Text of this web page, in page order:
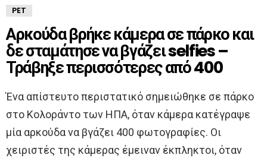
PET
Αρκούδα βρήκε κάμερα σε πάρκο και
δε σταμάτησε να βγάζει selfies –
Τράβηξε περισσότερες από 400
Ένα απίστευτο περιστατικό σημειώθηκε σε πάρκο
στο Κολοράντο των ΗΠΑ, όταν κάμερα κατέγραψε
μία αρκούδα να βγάζει 400 φωτογραφίες. Οι
χειριστές της κάμερας έμειναν έκπληκτοι, όταν